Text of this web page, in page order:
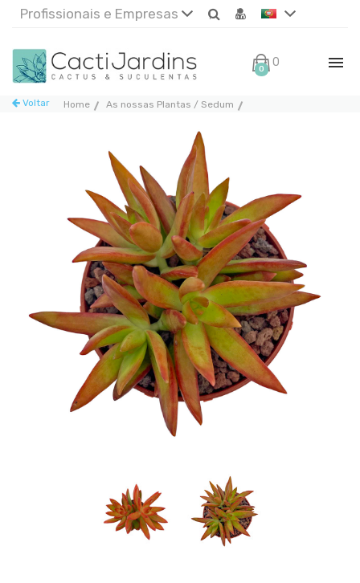
Profissionais e Empresas
0 0€
Home As nossas Plantas / Sedum
Voltar